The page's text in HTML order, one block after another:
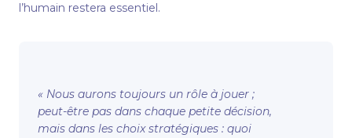
l’humain restera essentiel.
« Nous aurons toujours un rôle à jouer ;
peut-être pas dans chaque petite décision,
mais dans les choix stratégiques : quoi